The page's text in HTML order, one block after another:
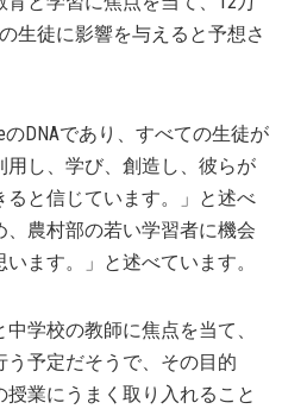
生徒に影響を与えると予想さ
のDNAであり、すべての生徒が
し、学び、創造し、彼らが
と信じています。」と述べ
、農村部の若い学習者に機会
ます。」と述べています。
学校の教師に焦点を当て、
予定だそうで、その目的
業にうまく取り入れること